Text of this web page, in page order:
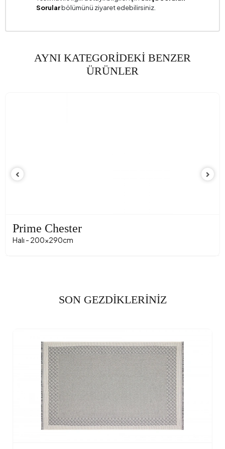
Sorularbölümünü ziyaret edebilirsiniz.
AYNI KATEGORİDEKİ BENZER
ÜRÜNLER
Prime Chester
Halı - 200x290cm
SON GEZDİKLERİNİZ